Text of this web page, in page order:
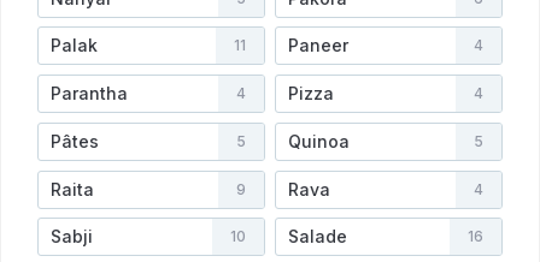
Palak 11 Paneer 4
Parantha 4 Pizza 4
Pâtes 5 Quinoa 5
Raita 9 Rava 4
Sabji 10 Salade 16